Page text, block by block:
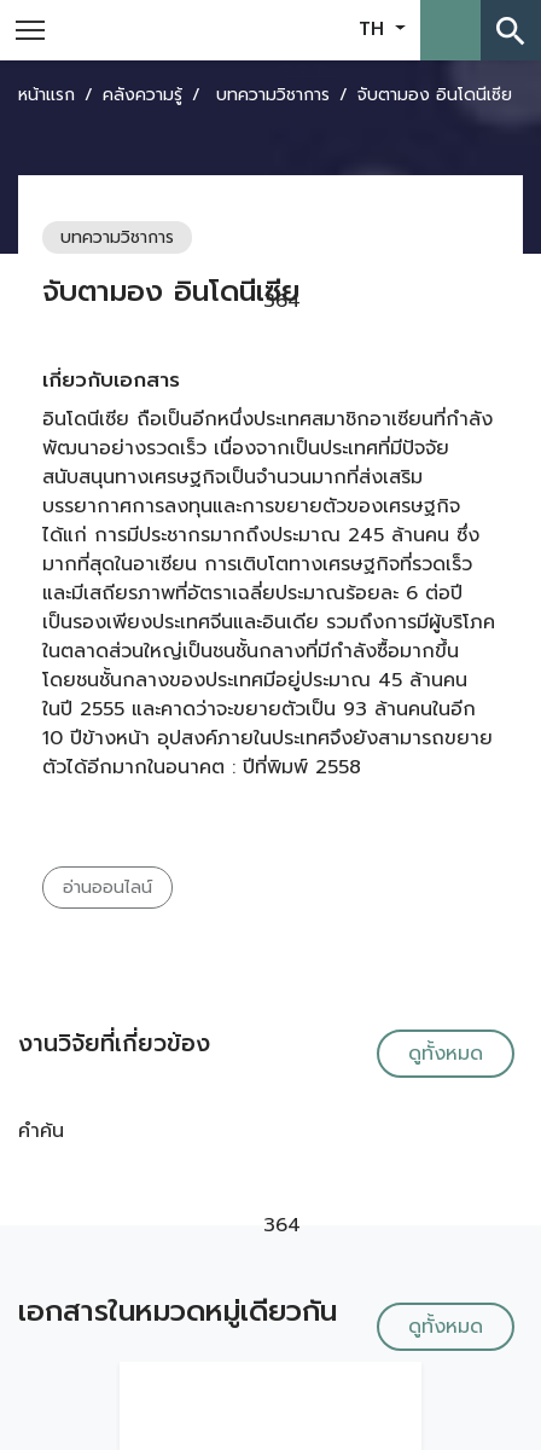
TH search
หน้าแรก คลังความรู้ บทความวิชาการ จับตามอง อินโดนีเซีย
บทความวิชาการ
364
จับตามอง อินโดนีเซีย
เกี่ยวกับเอกสาร
อินโดนีเซีย ถือเป็นอีกหนึ่งประเทศสมาชิกอาเซียนที่กำลัง
พัฒนาอย่างรวดเร็ว เนื่องจากเป็นประเทศที่มีปัจจัย
สนับสนุนทางเศรษฐกิจเป็นจำนวนมากที่ส่งเสริม
บรรยากาศการลงทุนและการขยายตัวของเศรษฐกิจ
ได้แก่ การมีประชากรมากถึงประมาณ 245 ล้านคน ซึ่ง
มากที่สุดในอาเซียน การเติบโตทางเศรษฐกิจที่รวดเร็ว
และมีเสถียรภาพที่อัตราเฉลี่ยประมาณร้อยละ 6 ต่อปี
เป็นรองเพียงประเทศจีนและอินเดีย รวมถึงการมีผู้บริโภค
ในตลาดส่วนใหญ่เป็นชนชั้นกลางที่มีกำลังซื้อมากขึ้น
โดยชนชั้นกลางของประเทศมีอยู่ประมาณ 45 ล้านคน
ในปี 2555 และคาดว่าจะขยายตัวเป็น 93 ล้านคนในอีก
10 ปีข้างหน้า อุปสงค์ภายในประเทศจึงยังสามารถขยาย
ตัวได้อีกมากในอนาคต : ปีที่พิมพ์ 2558
อ่านออนไลน์
งานวิจัยที่เกี่ยวข้อง ดูทั้งหมด
คำค้น
364
เอกสารในหมวดหมู่เดียวกัน ดูทั้งหมด